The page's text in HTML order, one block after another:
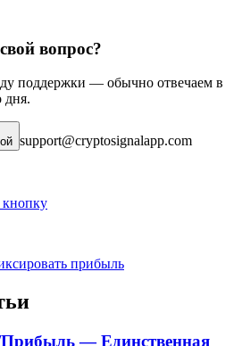
вопрос?
поддержки — обычно отвечаем в
дня.
support@cryptosignalapp.com
прибыль
— Единственная